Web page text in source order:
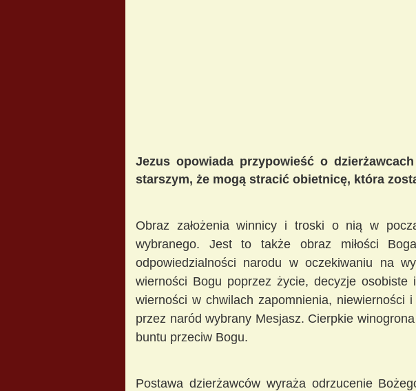
Jezus opowiada przypowieść o
starszym, że mogą stracić obietnicę, która
Obraz założenia winnicy i troski o nią w
wybranego. Jest to także obraz miłości
odpowiedzialności narodu w oczekiwaniu na
wierności Bogu poprzez życie, decyzje osobiste
wierności w chwilach zapomnienia,
przez naród wybrany Mesjasz. Cierpkie
buntu przeciw Bogu.
Postawa dzierżawców wyraża odrzucenie